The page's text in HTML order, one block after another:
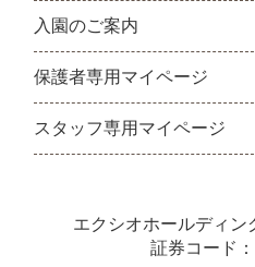
入園のご案内
保護者専用マイページ
スタッフ専用マイページ
エクシオホールディン
証券コード